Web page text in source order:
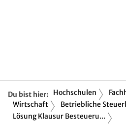
Du bist hier: Hochschulen
Wirtschaft
Betriebliche
Lösung Klausur Besteueru...